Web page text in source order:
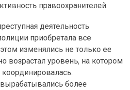
правоохранителей.
деятельность
приобретала все
изменялись не только ее
возрастал уровень, на котором
более